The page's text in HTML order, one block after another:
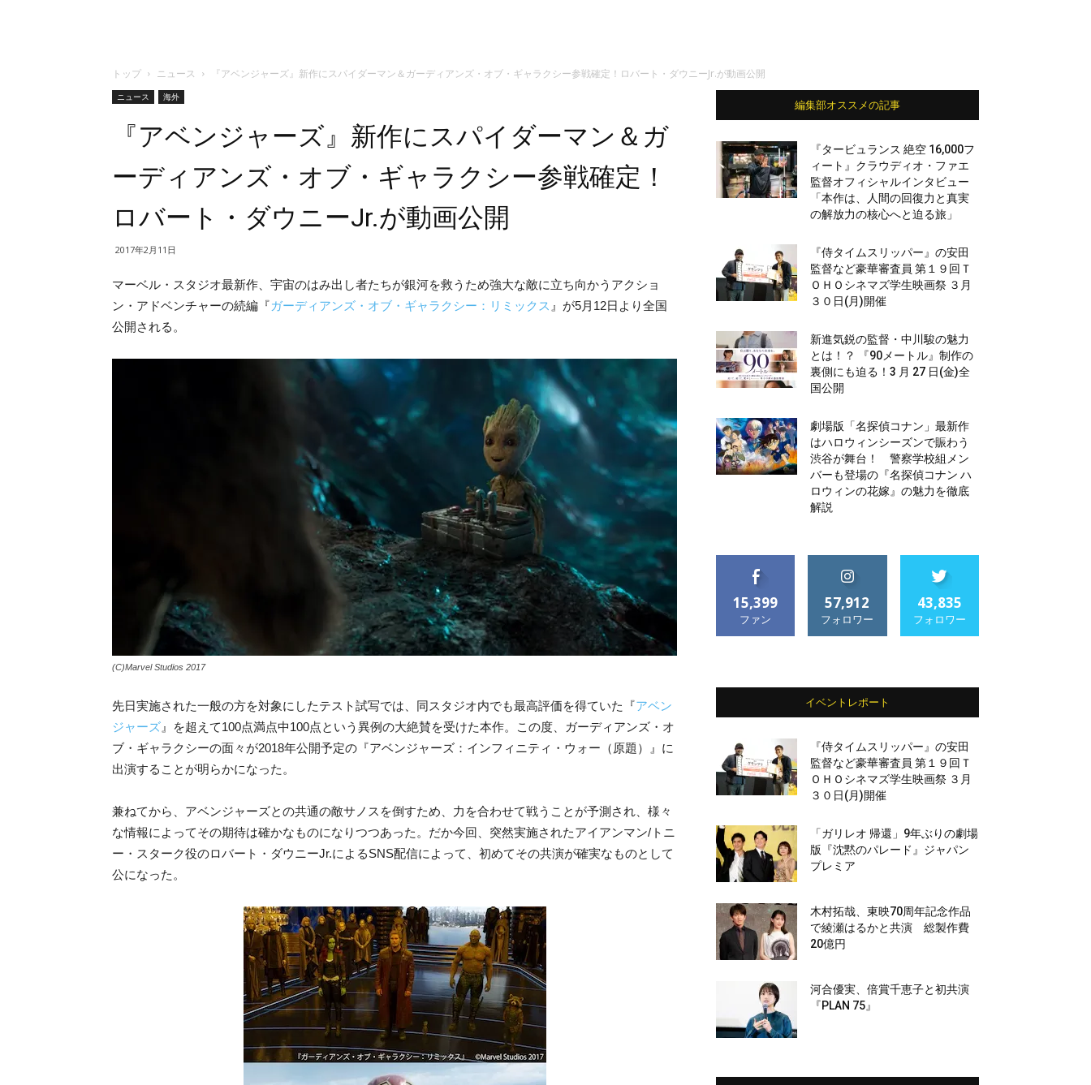
トップ ニュース 『アベンジャーズ』新作にスパイダーマン＆ガーディアンズ・オブ・ギャラクシー参戦確定！ロバート・ダウニーJr.が動画公開
ニュース 海外
『アベンジャーズ』新作にスパイダーマン＆ガ
ーディアンズ・オブ・ギャラクシー参戦確定！
ロバート・ダウニーJr.が動画公開
2017年2月11日
マーベル・スタジオ最新作、宇宙のはみ出し者たちが銀河を救うため強大な敵に立ち向かうアクショ
ン・アドベンチャーの続編『ガーディアンズ・オブ・ギャラクシー：リミックス 』が5月12日より全国
公開される。
(C)Marvel Studios 2017
先日実施された一般の方を対象にしたテスト試写では、同スタジオ内でも最高評価を得ていた『アベン
ジャーズ 』を超えて100点満点中100点という異例の大絶賛を受けた本作。この度、ガーディアンズ・オ
ブ・ギャラクシーの面々が2018年公開予定の『アベンジャーズ：インフィニティ・ウォー（原題）』に
出演することが明らかになった。
兼ねてから、アベンジャーズとの共通の敵サノスを倒すため、力を合わせて戦うことが予測され、様々
な情報によってその期待は確かなものになりつつあった。だか今回、突然実施されたアイアンマン/トニ
ー・スターク役のロバート・ダウニーJr.によるSNS配信によって、初めてその共演が確実なものとして
公になった。
編集部オススメの記事
『タービュランス 絶空 16,000フ
ィート』クラウディオ・ファエ
監督オフィシャルインタビュー
「本作は、人間の回復力と真実
の解放力の核心へと迫る旅」
『侍タイムスリッパー』の安田
監督など豪華審査員 第１９回Ｔ
ＯＨＯシネマズ学生映画祭 ３月
３０日(月)開催
新進気鋭の監督・中川駿の魅力
とは！？ 『90メートル』制作の
裏側にも迫る！3 月 27 日(金)全
国公開
劇場版「名探偵コナン」最新作
はハロウィンシーズンで賑わう
渋谷が舞台！ 警察学校組メン
バーも登場の『名探偵コナン ハ
ロウィンの花嫁』の魅力を徹底
解説
15,399
ファン
57,912
フォロワー
43,835
フォロワー
イベントレポート
『侍タイムスリッパー』の安田
監督など豪華審査員 第１９回Ｔ
ＯＨＯシネマズ学生映画祭 ３月
３０日(月)開催
「ガリレオ 帰還」9年ぶりの劇場
版『沈黙のパレード』ジャパン
プレミア
木村拓哉、東映70周年記念作品
で綾瀬はるかと共演 総製作費
20億円
河合優実、倍賞千恵子と初共演
『PLAN 75』